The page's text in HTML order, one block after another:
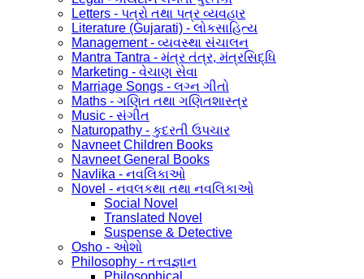
Letters - પત્રો તથા પત્ર વ્યવહાર
Literature (Gujarati) - લોકસાહિત્ય
Management - વ્યવસ્થા સંચાલન
Mantra Tantra - મંત્ર તંત્ર, મંત્રસિદ્ધિ
Marketing - વેચાણ સેવા
Marriage Songs - લગ્ન ગીતો
Maths - ગણિત તથા ગણિતશાસ્ત્ર
Music - સંગીત
Naturopathy - કુદરતી ઉપચાર
Navneet Children Books
Navneet General Books
Navlika - નવલિકાઓ
Novel - નવલકથા તથા નવલિકાઓ
Social Novel
Translated Novel
Suspense & Detective
Osho - ઓશો
Philosophy - તત્ત્વજ્ઞાન
Philosophical